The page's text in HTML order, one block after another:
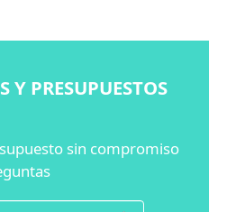
Y PRESUPUESTOS
sin compromiso